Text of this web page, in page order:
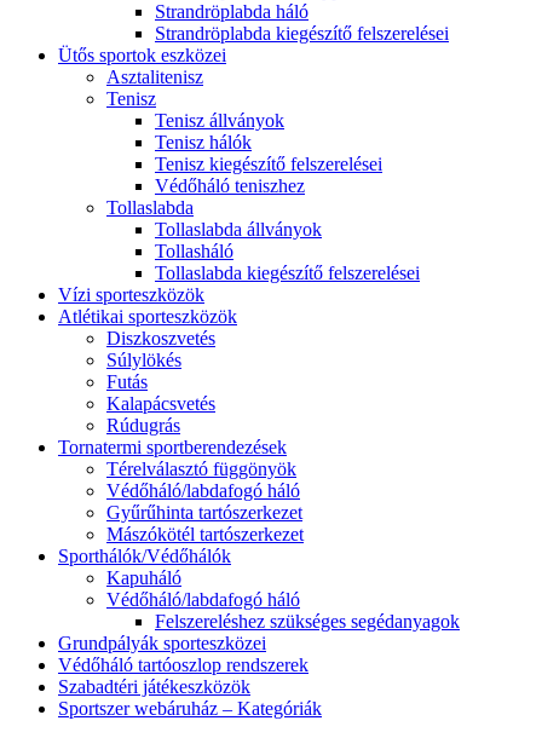
Strandröplabda háló
Strandröplabda kiegészítő felszerelései
Ütős sportok eszközei
Asztalitenisz
Tenisz
Tenisz állványok
Tenisz hálók
Tenisz kiegészítő felszerelései
Védőháló teniszhez
Tollaslabda
Tollaslabda állványok
Tollasháló
Tollaslabda kiegészítő felszerelései
Vízi sporteszközök
Atlétikai sporteszközök
Diszkoszvetés
Súlylökés
Futás
Kalapácsvetés
Rúdugrás
Tornatermi sportberendezések
Térelválasztó függönyök
Védőháló/labdafogó háló
Gyűrűhinta tartószerkezet
Mászókötél tartószerkezet
Sporthálók/Védőhálók
Kapuháló
Védőháló/labdafogó háló
Felszereléshez szükséges segédanyagok
Grundpályák sporteszközei
Védőháló tartóoszlop rendszerek
Szabadtéri játékeszközök
Sportszer webáruház – Kategóriák